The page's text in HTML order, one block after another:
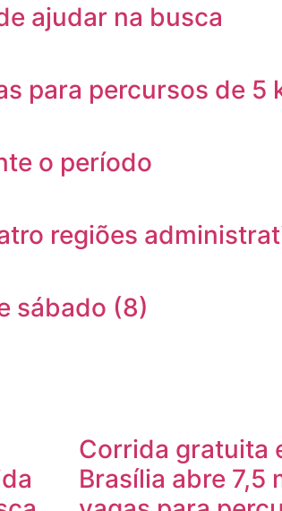
ajudar na busca
para percursos de 5
o período
regiões
sábado (8)
Corrida gratuita
Brasília abre 7,5